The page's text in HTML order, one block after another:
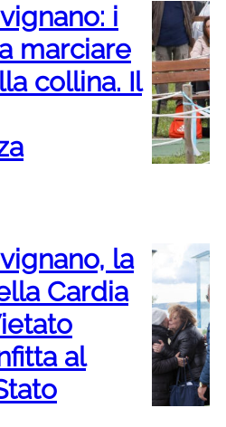
i
marciare
collina. Il
la
Cardia
al